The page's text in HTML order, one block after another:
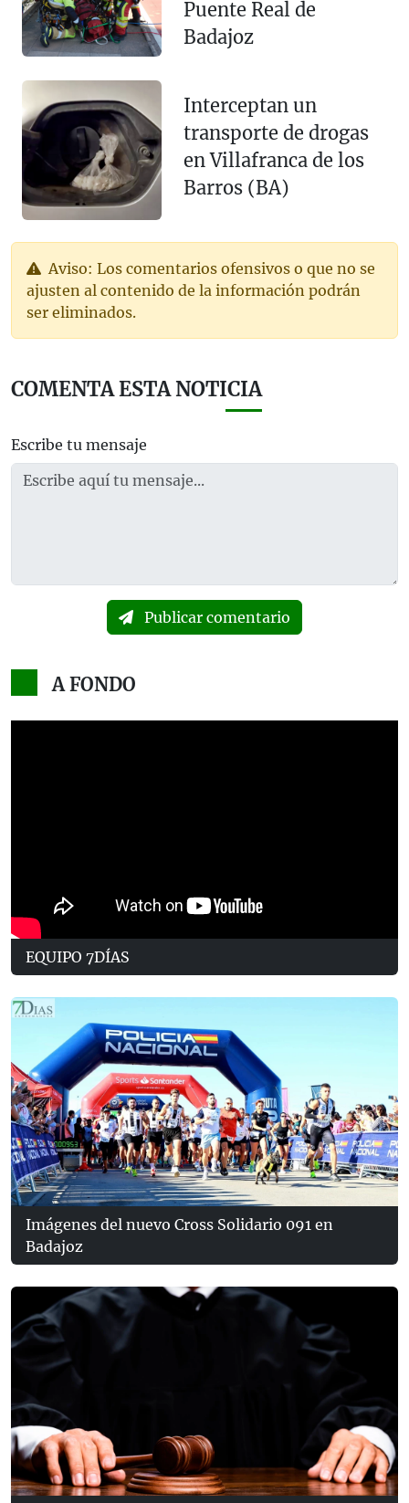
Puente Real de
Badajoz
Interceptan un
transporte de drogas
en Villafranca de los
Barros (BA)
Aviso: Los comentarios ofensivos o que no se
ajusten al contenido de la información podrán
ser eliminados.
COMENTA ESTA NOTICIA
Escribe tu mensaje
Publicar comentario
A FONDO
EQUIPO 7DÍAS
Imágenes del nuevo Cross Solidario 091 en
Badajoz